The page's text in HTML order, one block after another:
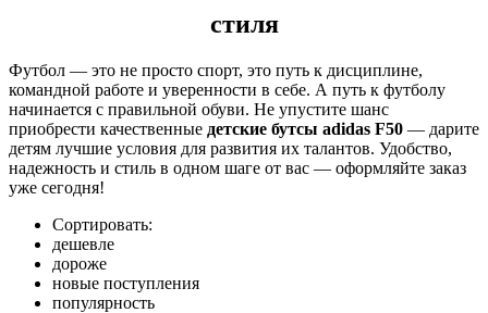
стиля
Футбол — это не просто спорт, это путь к дисциплине,
командной работе и уверенности в себе. А путь к футболу
начинается с правильной обуви. Не упустите шанс
приобрести качественные детские бутсы adidas F50 — дарите
детям лучшие условия для развития их талантов. Удобство,
надежность и стиль в одном шаге от вас — оформляйте заказ
уже сегодня!
Сортировать:
дешевле
дороже
новые поступления
популярность